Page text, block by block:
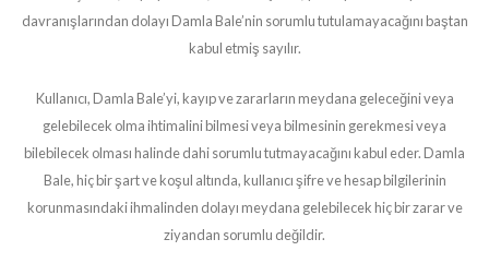
davranışlarından dolayı Damla Bale’nin sorumlu tutulamayacağını baştan
kabul etmiş sayılır.
Kullanıcı, Damla Bale’yi, kayıp ve zararların meydana geleceğini veya
gelebilecek olma ihtimalini bilmesi veya bilmesinin gerekmesi veya
bilebilecek olması halinde dahi sorumlu tutmayacağını kabul eder. Damla
Bale, hiç bir şart ve koşul altında, kullanıcı şifre ve hesap bilgilerinin
korunmasındaki ihmalinden dolayı meydana gelebilecek hiç bir zarar ve
ziyandan sorumlu değildir.